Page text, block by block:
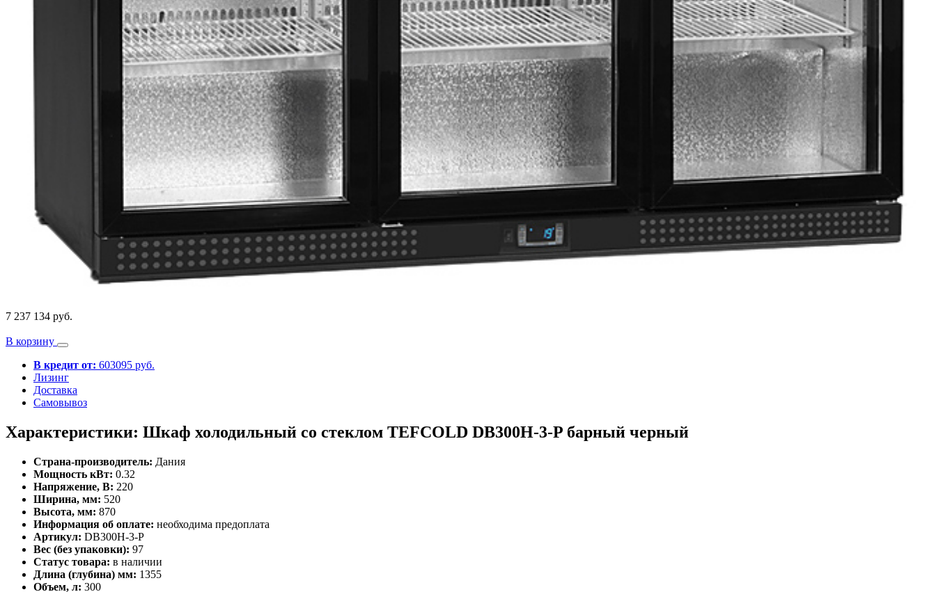
7 237 134 руб.
В корзину
В кредит от: 603095 руб.
Лизинг
Доставка
Самовывоз
Характеристики: Шкаф холодильный со стеклом TEFCOLD DB300H-3-P барный черный
Страна-производитель: Дания
Мощность кВт: 0.32
Напряжение, В: 220
Ширина, мм: 520
Высота, мм: 870
Информация об оплате: необходима предоплата
Артикул: DB300H-3-P
Вес (без упаковки): 97
Статус товара: в наличии
Длина (глубина) мм: 1355
Объем, л: 300